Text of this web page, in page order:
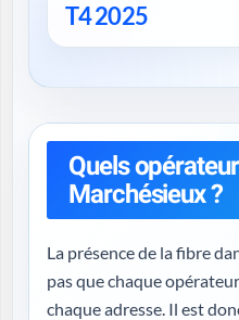
T4 2025
Quels
Marchésieux ?
La présence de la fibre
pas que chaque
chaque adresse. Il est donc conseillé de comparer